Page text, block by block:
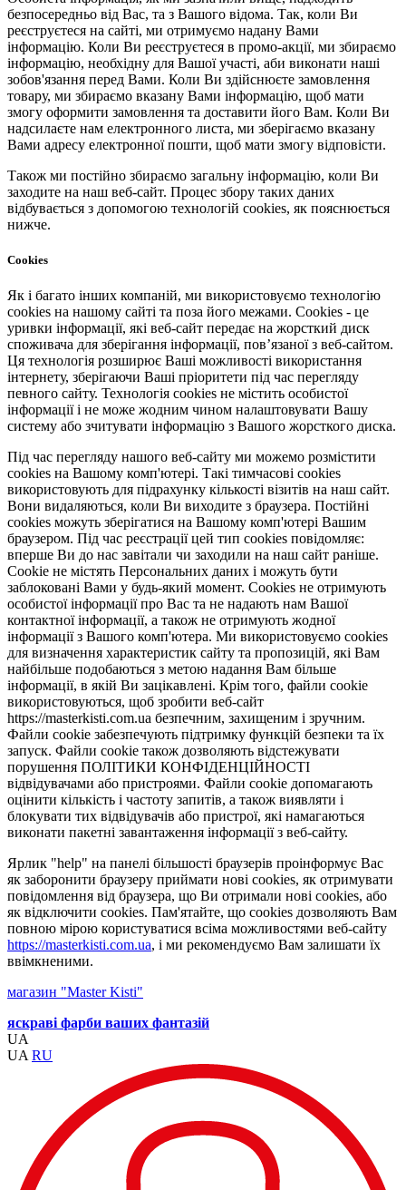
безпосередньо від Вас, та з Вашого відома. Так, коли Ви
реєструєтеся на сайті, ми отримуємо надану Вами
інформацію. Коли Ви реєструєтеся в промо-акції, ми збираємо
інформацію, необхідну для Вашої участі, аби виконати наші
зобов'язання перед Вами. Коли Ви здійснюєте замовлення
товару, ми збираємо вказану Вами інформацію, щоб мати
змогу оформити замовлення та доставити його Вам. Коли Ви
надсилаєте нам електронного листа, ми зберігаємо вказану
Вами адресу електронної пошти, щоб мати змогу відповісти.
Також ми постійно збираємо загальну інформацію, коли Ви
заходите на наш веб-сайт. Процес збору таких даних
відбувається з допомогою технологій cookies, як пояснюється
нижче.
Cookies
Як і багато інших компаній, ми використовуємо технологію
cookies на нашому сайті та поза його межами. Cookies - це
уривки інформації, які веб-сайт передає на жорсткий диск
споживача для зберігання інформації, пов’язаної з веб-сайтом.
Ця технологія розширює Ваші можливості використання
інтернету, зберігаючи Ваші пріоритети під час перегляду
певного сайту. Технологія cookies не містить особистої
інформації і не може жодним чином налаштовувати Вашу
систему або зчитувати інформацію з Вашого жорсткого диска.
Під час перегляду нашого веб-сайту ми можемо розмістити
cookies на Вашому комп'ютері. Такі тимчасові cookies
використовують для підрахунку кількості візитів на наш сайт.
Вони видаляються, коли Ви виходите з браузера. Постійні
cookies можуть зберігатися на Вашому комп'ютері Вашим
браузером. Під час реєстрації цей тип cookies повідомляє:
вперше Ви до нас завітали чи заходили на наш сайт раніше.
Cookie не містять Персональних даних і можуть бути
заблоковані Вами у будь-який момент. Сookies не отримують
особистої інформації про Вас та не надають нам Вашої
контактної інформації, а також не отримують жодної
інформації з Вашого комп'ютера. Ми використовуємо cookies
для визначення характеристик сайту та пропозицій, які Вам
найбільше подобаються з метою надання Вам більше
інформації, в якій Ви зацікавлені. Крім того, файли cookie
використовуються, щоб зробити веб-сайт
https://masterkisti.com.ua безпечним, захищеним і зручним.
Файли cookie забезпечують підтримку функцій безпеки та їх
запуск. Файли cookie також дозволяють відстежувати
порушення ПОЛІТИКИ КОНФІДЕНЦІЙНОСТІ
відвідувачами або пристроями. Файли cookie допомагають
оцінити кількість і частоту запитів, а також виявляти і
блокувати тих відвідувачів або пристрої, які намагаються
виконати пакетні завантаження інформації з веб-сайту.
Ярлик "help" на панелі більшості браузерів проінформує Вас
як заборонити браузеру приймати нові cookies, як отримувати
повідомлення від браузера, що Ви отримали нові cookies, або
як відключити cookies. Пам'ятайте, що cookies дозволяють Вам
повною мірою користуватися всіма можливостями веб-сайту
https://masterkisti.com.ua, і ми рекомендуємо Вам залишати їх
ввімкненими.
магазин "Master Kisti"
яскраві фарби ваших фантазій
UA
UA RU